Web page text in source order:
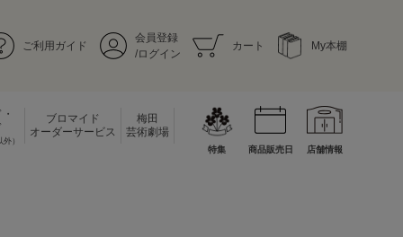
ご利用ガイド
会員登録
/ログイン
カート My本棚
）
ブロマイド
オーダーサービス
梅田
芸術劇場
特集 商品販売日 店舗情報